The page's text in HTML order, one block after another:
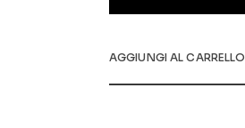
AGGIUNGI AL CARRELLO